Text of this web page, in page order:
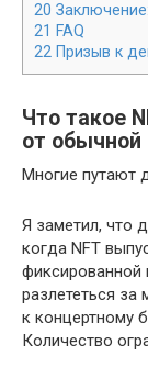
20
21 FAQ
22 Призыв к
Что такое
от
Многие путают
Я заметил, что
когда NFT
фиксированной
разлететься
к концертному
Количество